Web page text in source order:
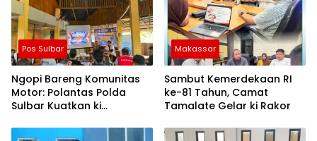
Pos Sulbar
Ngopi Bareng Komunitas
Motor: Polantas Polda
Sulbar Kuatkan ki
Keselamatan
Makassar
Sambut Kemerdekaan RI
ke-81 Tahun, Camat
Tamalate Gelar ki Rakor